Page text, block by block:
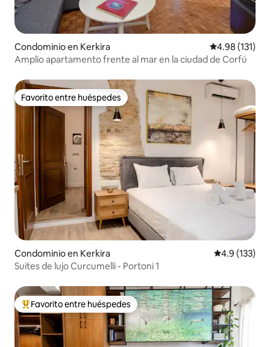
Condominio en Kerkira Calificación
4.98 (131)
Amplio apartamento frente al mar en la ciudad de Corfú
Favorito entre huéspedes
Favorito entre huéspedes
Condominio en Kerkira Calificación
4.9 (133)
Suites de lujo Curcumelli - Portoni 1
De los mejores en Favorito entre huéspedes
Favorito entre huéspedes